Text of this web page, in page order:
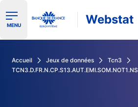
Ouvrir le menu de navigation
MENU Webstat
Accueil Jeux de données
Tcn3
TCN3.D.FR.N.CP.S13.AUT.EMI.SOM.NOT1.NS